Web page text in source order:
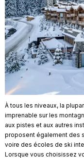
À tous les niveaux, la
imprenable sur les
aux pistes et aux autres
proposent également des
voire des écoles de ski
Lorsque vous choisissez